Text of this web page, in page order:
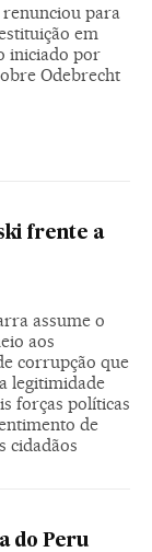
para
em
iniciado por
Odebrecht
frente a
assume o
aos
corrupção que
legitimidade
forças políticas
de
cidadãos
do Peru